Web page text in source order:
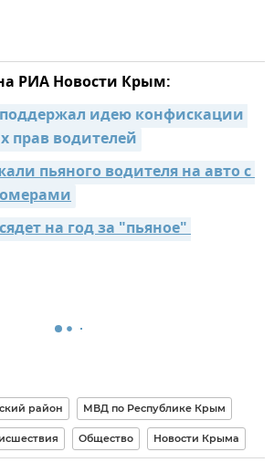
РИА Новости Крым:
идею конфискации
прав водителей
пьяного водителя на авто с
на год за "пьяное"
район МВД по Республике Крым
Общество Новости Крыма